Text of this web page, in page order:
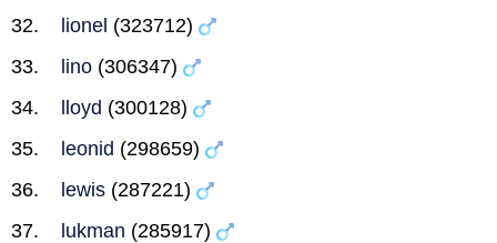
lionel (323712)
lino (306347)
lloyd (300128)
leonid (298659)
lewis (287221)
lukman (285917)